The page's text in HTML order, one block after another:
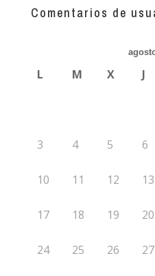
guías
Comentarios de
L M X J
3 4 5 6
10 11 12 13
17 18 19 20
24 25 26 27